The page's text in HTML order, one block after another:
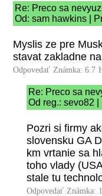
Re: Preco sa
Od: sam hawkins |
Myslis ze pre
stavat zakladne
Odpovedať Známka: 6.7
Re: Preco sa
Od reg.: sevo82
Pozri si firmy
slovensku GA
km vrtanie sa
toho vlady
stale tu
Odpovedať Známka: